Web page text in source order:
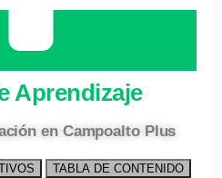
Aprendizaje
en Campoalto Plus
TABLA DE CONTENIDO